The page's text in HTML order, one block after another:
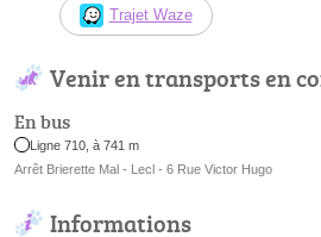
Trajet Waze
Venir en transports en
En bus
Ligne 710, à 741 m
Arrêt Brierette Mal - Lecl - 6 Rue Victor Hugo
Informations